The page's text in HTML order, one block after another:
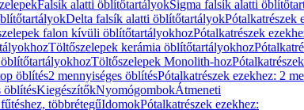
Falsík alatti öblítőtartályokSigma falsík alatti
Delta falsík alatti öblítőtartályokPótalkatrészek
falon kívüli öblítőtartályokhozPótalkatrészek
Töltőszelepek kerámia öblítőtartályokhoz
Töltőszelepek Monolith-hoz
öblítés2 mennyiséges öblítésPótalkatrészek ezekhez: 2
öblítésKiegészítőkNyomógombokÁtmeneti
többrétegűIdomokPótalkatrészek ezekhez: